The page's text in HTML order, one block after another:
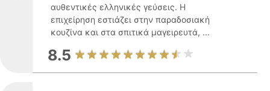
αυθεντικές ελληνικές γεύσεις. Η
επιχείρηση εστιάζει στην παραδοσιακή
κουζίνα και στα σπιτικά μαγειρευτά, ...
8.5